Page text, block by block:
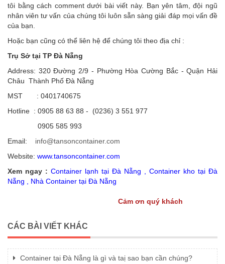
tôi bằng cách comment dưới bài viết này. Bạn yên tâm, đội ngũ
nhân viên tư vấn của chúng tôi luôn sẵn sàng giải đáp mọi vấn đề
của bạn.
Hoặc bạn cũng có thể liên hệ để chúng tôi theo địa chỉ :
Trụ Sở tại TP Đà Nẵng
Address: 320 Đường 2/9 - Phường Hòa Cường Bắc - Quận Hải
Châu Thành Phố Đà Nẵng
MST : 0401740675
Hotline : 0905 88 63 88 - (0236) 3 551 977
0905 585 993
Email: info@tansoncontainer.com
Website: www.tansoncontainer.com
Xem ngay : Container lạnh tại Đà Nẵng
Container kho tại Đà
Nẵng
Nhà Container tại Đà Nẵng
Cảm ơn quý khách
CÁC BÀI VIẾT KHÁC
Container tại Đà Nẵng là gì và taị sao bạn cần chúng?